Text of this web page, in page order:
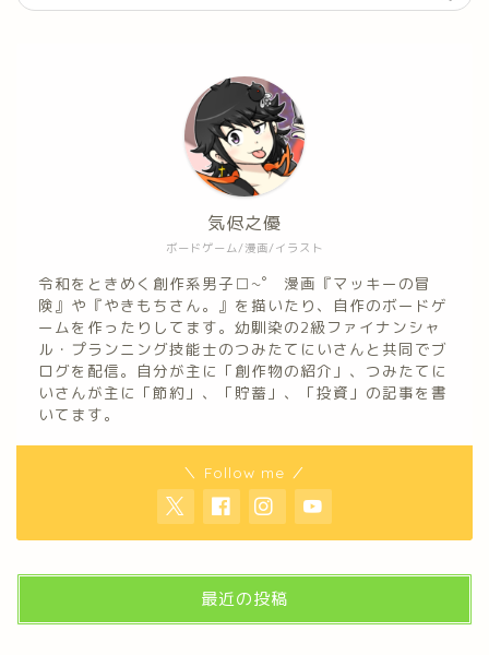
ボードゲーム/漫画/イラスト
気侭之優
令和をときめく創作系男子□~゜ 漫画『マッキーの冒
険』や『やきもちさん。』を描いたり、自作のボードゲ
ームを作ったりしてます。幼馴染の2級ファイナンシャ
ル・プランニング技能士のつみたてにいさんと共同でブ
ログを配信。自分が主に「創作物の紹介」、つみたてに
いさんが主に「節約」、「貯蓄」、「投資」の記事を書
いてます。
＼ Follow me ／
最近の投稿